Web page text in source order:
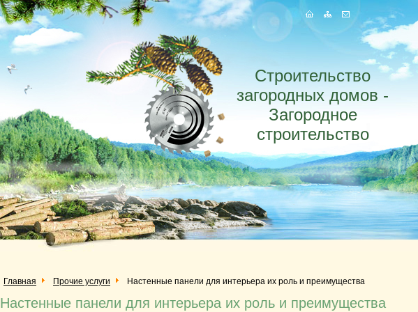
Строительство
загородных домов -
Загородное
строительство
Главная Прочие услуги Настенные панели для интерьера их роль и преимущества
Настенные панели для интерьера их роль и преимущества